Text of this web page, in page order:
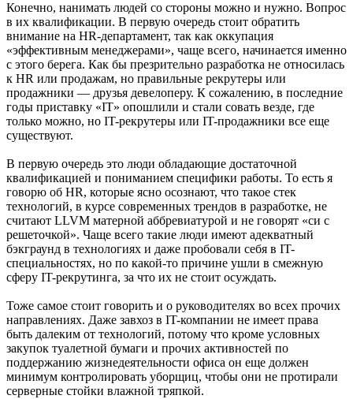
Конечно, нанимать людей со стороны можно и нужно. Вопрос
в их квалификации. В первую очередь стоит обратить
внимание на HR-департамент, так как оккупация
«эффективным менеджерами», чаще всего, начинается именно
с этого берега. Как бы презрительно разработка не относилась
к HR или продажам, но правильные рекрутеры или
продажники — друзья девелоперу. К сожалению, в последние
годы приставку «IT» опошлили и стали совать везде, где
только можно, но IT-рекрутеры или IT-продажники все еще
существуют.
В первую очередь это люди обладающие достаточной
квалификацией и пониманием специфики работы. То есть я
говорю об HR, которые ясно осознают, что такое стек
технологий, в курсе современных трендов в разработке, не
считают LLVM матерной аббревиатурой и не говорят «си с
решеточкой». Чаще всего такие люди имеют адекватный
бэкграунд в технологиях и даже пробовали себя в IT-
специальностях, но по какой-то причине ушли в смежную
сферу IT-рекрутинга, за что их не стоит осуждать.
Тоже самое стоит говорить и о руководителях во всех прочих
направлениях. Даже завхоз в IT-компании не имеет права
быть далеким от технологий, потому что кроме условных
закупок туалетной бумаги и прочих активностей по
поддержанию жизнедеятельности офиса он еще должен
минимум контролировать уборщиц, чтобы они не протирали
серверные стойки влажной тряпкой.